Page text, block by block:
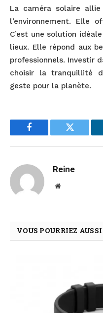
La caméra solaire
l’environnement. Elle
C’est une solution
lieux. Elle répond aux
professionnels. Investir
choisir la tranquillité
geste pour la planète.
Facebook Twitter
Reine
Website
VOUS POURRIEZ